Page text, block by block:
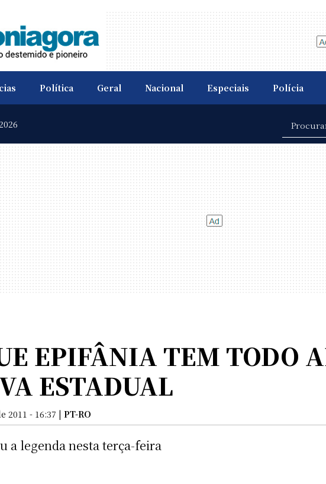
Política Geral Nacional Especiais Polícia
EPIFÂNIA TEM TODO
ESTADUAL
2011 - 16:37 | PT-RO
a legenda nesta terça-feira